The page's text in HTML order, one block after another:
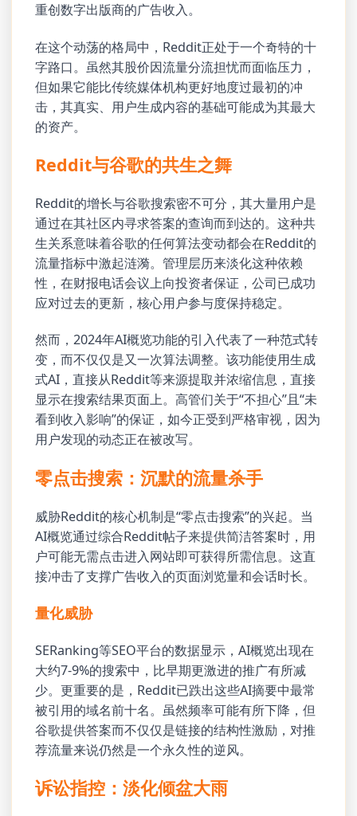
重创数字出版商的广告收入。
在这个动荡的格局中，Reddit正处于一个奇特的十
字路口。虽然其股价因流量分流担忧而面临压力，
但如果它能比传统媒体机构更好地度过最初的冲
击，其真实、用户生成内容的基础可能成为其最大
的资产。
Reddit与谷歌的共生之舞
Reddit的增长与谷歌搜索密不可分，其大量用户是
通过在其社区内寻求答案的查询而到达的。这种共
生关系意味着谷歌的任何算法变动都会在Reddit的
流量指标中激起涟漪。管理层历来淡化这种依赖
性，在财报电话会议上向投资者保证，公司已成功
应对过去的更新，核心用户参与度保持稳定。
然而，2024年AI概览功能的引入代表了一种范式转
变，而不仅仅是又一次算法调整。该功能使用生成
式AI，直接从Reddit等来源提取并浓缩信息，直接
显示在搜索结果页面上。高管们关于“不担心”且“未
看到收入影响”的保证，如今正受到严格审视，因为
用户发现的动态正在被改写。
零点击搜索：沉默的流量杀手
威胁Reddit的核心机制是“零点击搜索”的兴起。当
AI概览通过综合Reddit帖子来提供简洁答案时，用
户可能无需点击进入网站即可获得所需信息。这直
接冲击了支撑广告收入的页面浏览量和会话时长。
量化威胁
SERanking等SEO平台的数据显示，AI概览出现在
大约7-9%的搜索中，比早期更激进的推广有所减
少。更重要的是，Reddit已跌出这些AI摘要中最常
被引用的域名前十名。虽然频率可能有所下降，但
谷歌提供答案而不仅仅是链接的结构性激励，对推
荐流量来说仍然是一个永久性的逆风。
诉讼指控：淡化倾盆大雨